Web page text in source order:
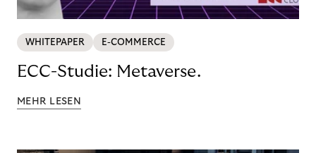
WHITEPAPER E-COMMERCE
ECC-Studie: Metaverse.
MEHR LESEN